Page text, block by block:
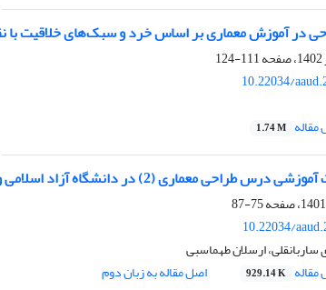
در آموزش معماری بر اساس خرد و سبک‌‌های خلاقیت با
111-124
10.22034/
1.74 M
آزاد اسلامی واحد تبریز از منظر دانشجویان بر مبنای مدل سروکوال
75-87
10.22034/
ارسلان طهماسبی
929.14 K اصل مقاله به زبان دوم